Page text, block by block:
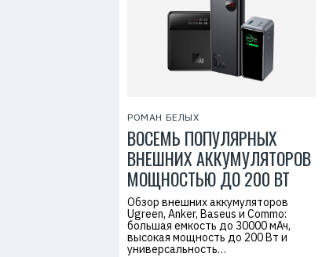
РОМАН БЕЛЫХ
ВОСЕМЬ ПОПУЛЯРНЫХ
ВНЕШНИХ АККУМУЛЯТОРОВ
МОЩНОСТЬЮ ДО 200 ВТ
Обзор внешних аккумуляторов
Ugreen, Anker, Baseus и Commo:
большая емкость до 30000 мАч,
высокая мощность до 200 Вт и
универсальность…